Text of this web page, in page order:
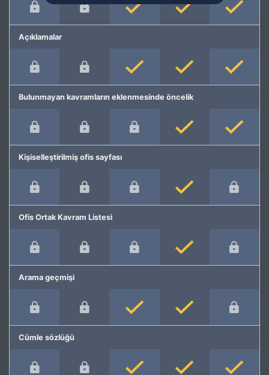
Açıklamalar
Bulunmayan kavramların eklenmesinde öncelik
Kişiselleştirilmiş ofis sayfası
Ofis Ortak Kavram Listesi
Arama geçmişi
Cümle sözlüğü